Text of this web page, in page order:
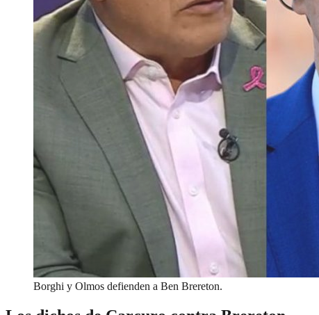
Borghi y Olmos defienden a Ben Brereton.